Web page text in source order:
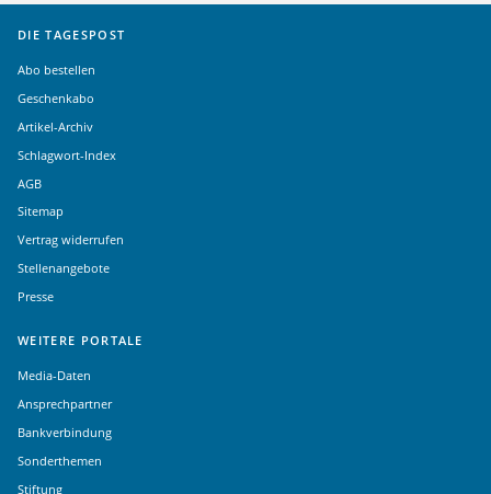
DIE TAGESPOST
Abo bestellen
Geschenkabo
Artikel-Archiv
Schlagwort-Index
AGB
Sitemap
Vertrag widerrufen
Stellenangebote
Presse
WEITERE PORTALE
Media-Daten
Ansprechpartner
Bankverbindung
Sonderthemen
Stiftung